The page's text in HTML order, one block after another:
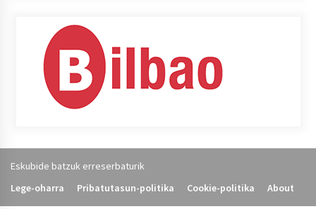
Eskubide batzuk erreserbaturik
Lege-oharra
Pribatutasun-politika Cookie-politika About